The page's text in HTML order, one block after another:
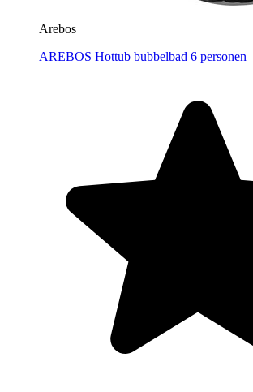
Arebos
AREBOS Hottub bubbelbad 6 personen